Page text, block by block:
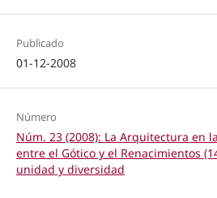
Publicado
01-12-2008
Número
Núm. 23 (2008): La Arquitectura en
entre el Gótico y el Renacimientos
unidad y diversidad